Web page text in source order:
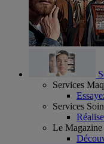
Services
Services
Le Magazine